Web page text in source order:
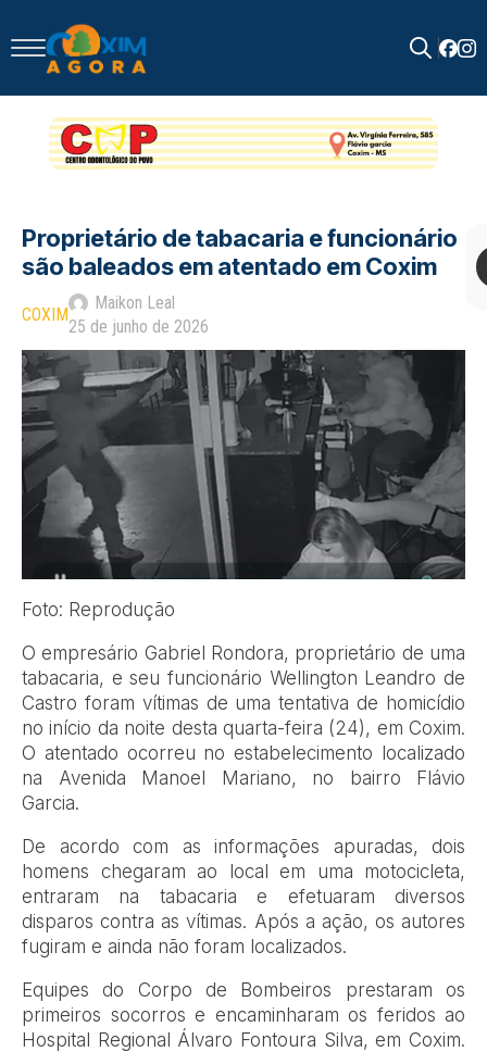
for:
Proprietário de tabacaria e funcionário
são baleados em atentado em Coxim
COXIM
Maikon Leal
25 de junho de 2026
Foto: Reprodução
O empresário Gabriel Rondora, proprietário de uma
tabacaria, e seu funcionário Wellington Leandro de
Castro foram vítimas de uma tentativa de homicídio
no início da noite desta quarta-feira (24), em Coxim.
O atentado ocorreu no estabelecimento localizado
na Avenida Manoel Mariano, no bairro Flávio
Garcia.
De acordo com as informações apuradas, dois
homens chegaram ao local em uma motocicleta,
entraram na tabacaria e efetuaram diversos
disparos contra as vítimas. Após a ação, os autores
fugiram e ainda não foram localizados.
Equipes do Corpo de Bombeiros prestaram os
primeiros socorros e encaminharam os feridos ao
Hospital Regional Álvaro Fontoura Silva, em Coxim.